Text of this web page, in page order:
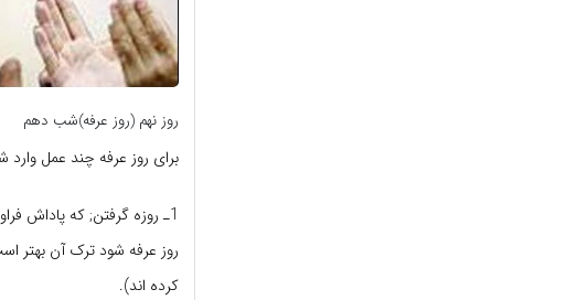
روز نهم (روز عرفه)شب دهم
براى روز عرفه چند عمل
1ـ روزه گرفتن; که پاداش
کرده اند).